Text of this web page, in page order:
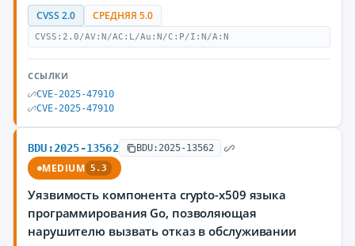
CVSS 2.0 СРЕДНЯЯ 5.0
CVSS:2.0/AV:N/AC:L/Au:N/C:P/I:N/A:N
ССЫЛКИ
CVE-2025-47910
CVE-2025-47910
BDU:2025-13562 BDU:2025-13562
MEDIUM 5.3
Уязвимость компонента crypto-x509 языка
программирования Go, позволяющая
нарушителю вызвать отказ в обслуживании